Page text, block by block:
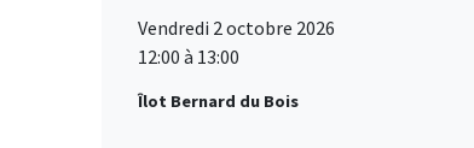
Vendredi 2 octobre 2026
12:00 à 13:00
Îlot Bernard du Bois